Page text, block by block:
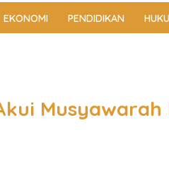
EKONOMI PENDIDIKAN
Musyawarah